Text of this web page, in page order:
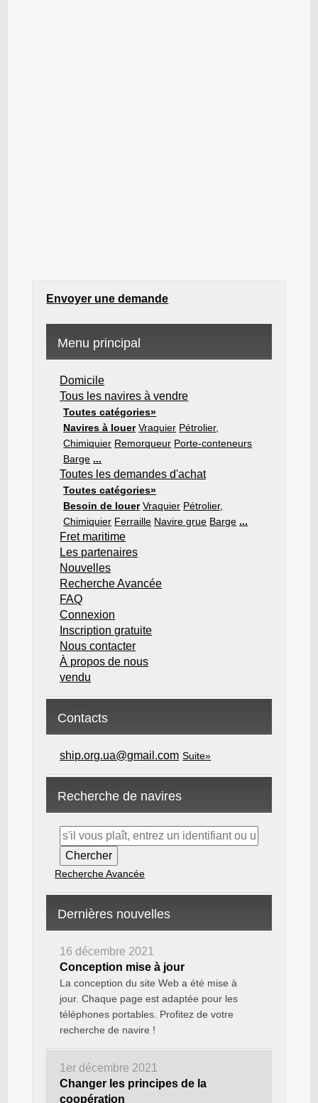
Envoyer une demande
Menu principal
Domicile
Tous les navires à vendre
Toutes catégories»
Navires à louer Vraquier Pétrolier,
Chimiquier Remorqueur Porte-conteneurs
Barge ...
Toutes les demandes d'achat
Toutes catégories»
Besoin de louer Vraquier Pétrolier,
Chimiquier Ferraille Navire grue Barge ...
Fret maritime
Les partenaires
Nouvelles
Recherche Avancée
FAQ
Connexion
Inscription gratuite
Nous contacter
À propos de nous
vendu
Contacts
ship.org.ua@gmail.com Suite»
Recherche de navires
Recherche Avancée
Dernières nouvelles
16 décembre 2021
Conception mise à jour
La conception du site Web a été mise à
jour. Chaque page est adaptée pour les
téléphones portables. Profitez de votre
recherche de navire !
1er décembre 2021
Changer les principes de la
coopération